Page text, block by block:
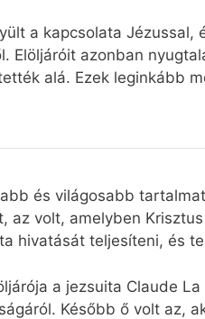
a kapcsolata Jézussal,
Elöljáróit azonban
alá. Ezek leginkább
és világosabb
az volt, amelyben
hivatását teljesíteni, és
a jezsuita Claude
Később ő volt az,